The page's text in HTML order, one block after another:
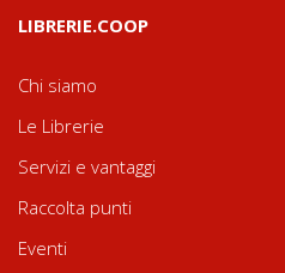
LIBRERIE.COOP
Chi siamo
Le Librerie
Servizi e vantaggi
Raccolta punti
Eventi